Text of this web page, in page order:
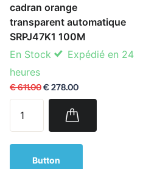
cadran orange
transparent automatique
SRPJ47K1 100M
En Stock
Expédié en 24
heures
€ 611.00€ 278.00
Button